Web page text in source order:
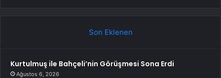
Son Eklenen
Kurtulmuş ile Bahçeli’nin Görüşmesi Sona Erdi
Ağustos 6, 2026